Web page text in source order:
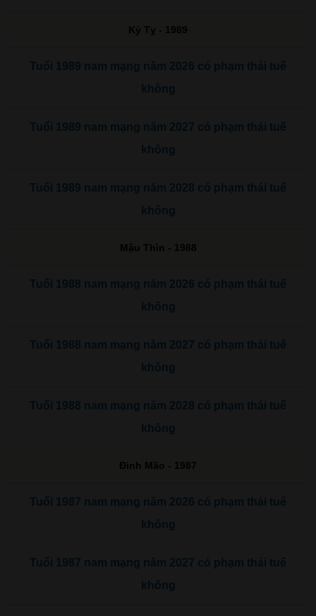
Kỷ Tỵ - 1989
Tuổi 1989 nam mạng năm 2026 có phạm thái tuế
không
Tuổi 1989 nam mạng năm 2027 có phạm thái tuế
không
Tuổi 1989 nam mạng năm 2028 có phạm thái tuế
không
Mậu Thìn - 1988
Tuổi 1988 nam mạng năm 2026 có phạm thái tuế
không
Tuổi 1988 nam mạng năm 2027 có phạm thái tuế
không
Tuổi 1988 nam mạng năm 2028 có phạm thái tuế
không
Đinh Mão - 1987
Tuổi 1987 nam mạng năm 2026 có phạm thái tuế
không
Tuổi 1987 nam mạng năm 2027 có phạm thái tuế
không